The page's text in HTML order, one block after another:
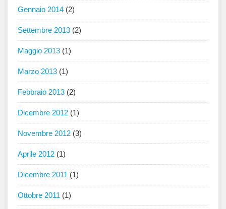
Gennaio 2014 (2)
Settembre 2013 (2)
Maggio 2013 (1)
Marzo 2013 (1)
Febbraio 2013 (2)
Dicembre 2012 (1)
Novembre 2012 (3)
Aprile 2012 (1)
Dicembre 2011 (1)
Ottobre 2011 (1)